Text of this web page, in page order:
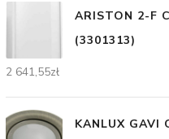
ARISTON 2-F
(3301313)
2 641,55zł
KANLUX GAVI